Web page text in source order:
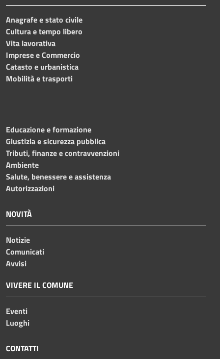
Anagrafe e stato civile
Cultura e tempo libero
Vita lavorativa
Imprese e Commercio
Catasto e urbanistica
Mobilità e trasporti
Educazione e formazione
Giustizia e sicurezza pubblica
Tributi, finanze e contravvenzioni
Ambiente
Salute, benessere e assistenza
Autorizzazioni
NOVITÀ
Notizie
Comunicati
Avvisi
VIVERE IL COMUNE
Eventi
Luoghi
CONTATTI